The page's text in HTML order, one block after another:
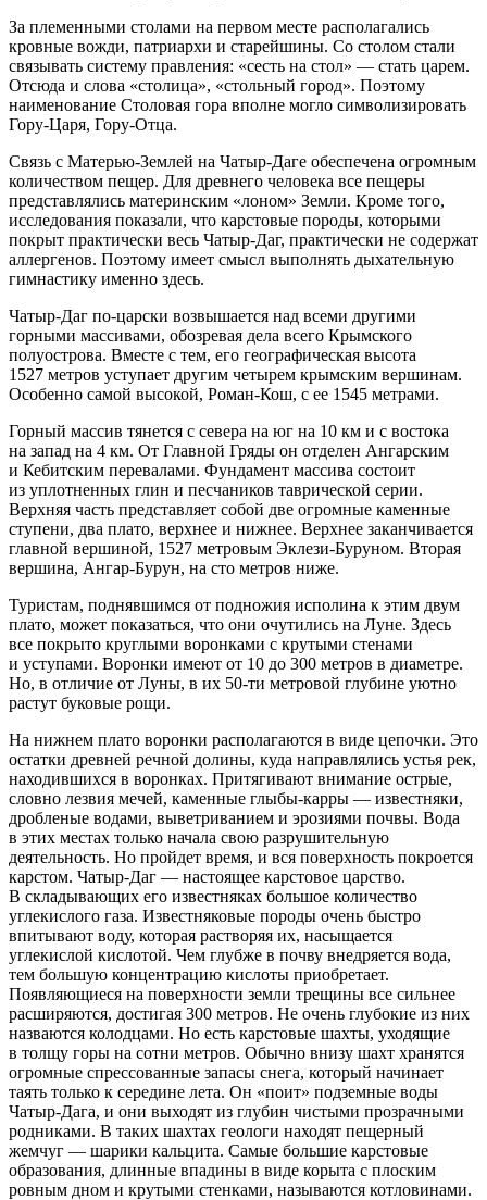
За племенными столами на первом месте располагались
кровные вожди, патриархи и старейшины. Со столом стали
связывать систему правления: «сесть на стол» — стать царем.
Отсюда и слова «столица», «стольный город». Поэтому
наименование Столовая гора вполне могло символизировать
Гору-Царя, Гору-Отца.
Связь с Матерью-Землей на Чатыр-Даге обеспечена огромным
количеством пещер. Для древнего человека все пещеры
представлялись материнским «лоном» Земли. Кроме того,
исследования показали, что карстовые породы, которыми
покрыт практически весь Чатыр-Даг, практически не содержат
аллергенов. Поэтому имеет смысл выполнять дыхательную
гимнастику именно здесь.
Чатыр-Даг по-царски возвышается над всеми другими
горными массивами, обозревая дела всего Крымского
полуострова. Вместе с тем, его географическая высота
1527 метров уступает другим четырем крымским вершинам.
Особенно самой высокой, Роман-Кош, с ее 1545 метрами.
Горный массив тянется с севера на юг на 10 км и с востока
на запад на 4 км. От Главной Гряды он отделен Ангарским
и Кебитским перевалами. Фундамент массива состоит
из уплотненных глин и песчаников таврической серии.
Верхняя часть представляет собой две огромные каменные
ступени, два плато, верхнее и нижнее. Верхнее заканчивается
главной вершиной, 1527 метровым Эклези-Буруном. Вторая
вершина, Ангар-Бурун, на сто метров ниже.
Туристам, поднявшимся от подножия исполина к этим двум
плато, может показаться, что они очутились на Луне. Здесь
все покрыто круглыми воронками с крутыми стенами
и уступами. Воронки имеют от 10 до 300 метров в диаметре.
Но, в отличие от Луны, в их 50-ти метровой глубине уютно
растут буковые рощи.
На нижнем плато воронки располагаются в виде цепочки. Это
остатки древней речной долины, куда направлялись устья рек,
находившихся в воронках. Притягивают внимание острые,
словно лезвия мечей, каменные глыбы-карры — известняки,
дробленые водами, выветриванием и эрозиями почвы. Вода
в этих местах только начала свою разрушительную
деятельность. Но пройдет время, и вся поверхность покроется
карстом. Чатыр-Даг — настоящее карстовое царство.
В складывающих его известняках большое количество
углекислого газа. Известняковые породы очень быстро
впитывают воду, которая растворяя их, насыщается
углекислой кислотой. Чем глубже в почву внедряется вода,
тем большую концентрацию кислоты приобретает.
Появляющиеся на поверхности земли трещины все сильнее
расширяются, достигая 300 метров. Не очень глубокие из них
назваются колодцами. Но есть карстовые шахты, уходящие
в толщу горы на сотни метров. Обычно внизу шахт хранятся
огромные спрессованные запасы снега, который начинает
таять только к середине лета. Он «поит» подземные воды
Чатыр-Дага, и они выходят из глубин чистыми прозрачными
родниками. В таких шахтах геологи находят пещерный
жемчуг — шарики кальцита. Самые большие карстовые
образования, длинные впадины в виде корыта с плоским
ровным дном и крутыми стенками, называются котловинами.